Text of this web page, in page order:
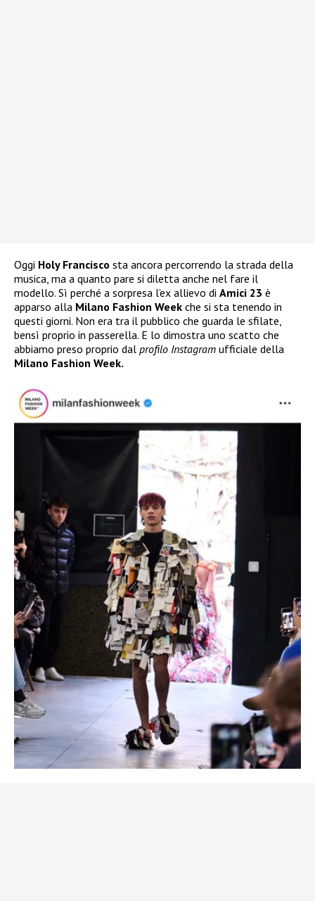
Oggi Holy Francisco sta ancora percorrendo la strada della
musica, ma a quanto pare si diletta anche nel fare il
modello. Sì perché a sorpresa l’ex allievo di Amici 23 è
apparso alla Milano Fashion Week che si sta tenendo in
questi giorni. Non era tra il pubblico che guarda le sfilate,
bensì proprio in passerella. E lo dimostra uno scatto che
abbiamo preso proprio dal profilo Instagram ufficiale della
Milano Fashion Week.